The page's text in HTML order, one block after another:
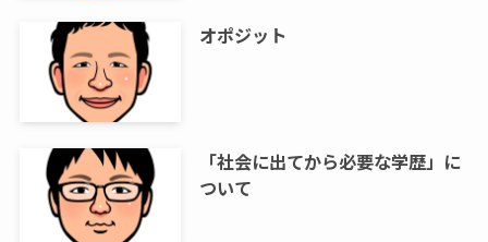
オポジット
「社会に出てから必要な学歴」に
ついて